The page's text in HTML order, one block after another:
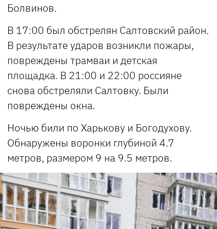
Болвинов.
В 17:00 был обстрелян Салтовский район.
В результате ударов возникли пожары,
повреждены трамваи и детская
площадка. В 21:00 и 22:00 россияне
снова обстреляли Салтовку. Были
повреждены окна.
Ночью били по Харькову и Богодухову.
Обнаружены воронки глубиной 4.7
метров, размером 9 на 9.5 метров.